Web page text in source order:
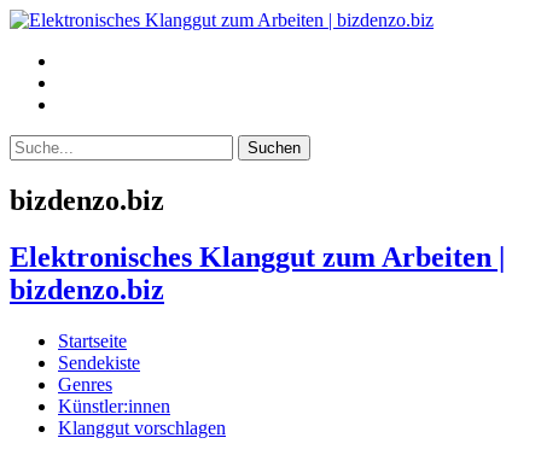
bizdenzo.biz
Elektronisches Klanggut zum Arbeiten |
bizdenzo.biz
Startseite
Sendekiste
Genres
Künstler:innen
Klanggut vorschlagen